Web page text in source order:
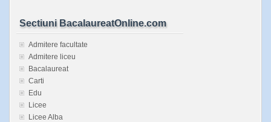
Sectiuni BacalaureatOnline.com
Admitere facultate
Admitere liceu
Bacalaureat
Carti
Edu
Licee
Licee Alba